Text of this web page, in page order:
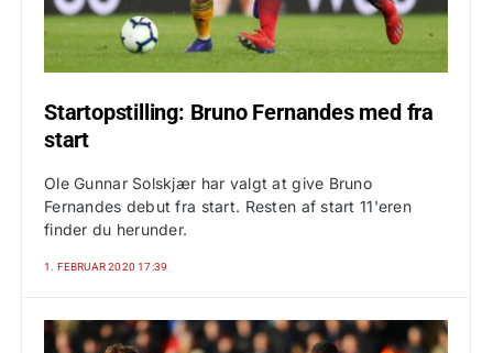
Startopstilling: Bruno Fernandes med fra
start
Ole Gunnar Solskjær har valgt at give Bruno
Fernandes debut fra start. Resten af start 11'eren
finder du herunder.
1. FEBRUAR 2020 17:39